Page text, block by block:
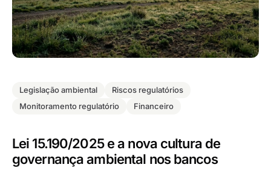
Legislação ambiental
Riscos regulatórios
Monitoramento regulatório
Financeiro
Lei 15.190/2025 e a nova cultura de
governança ambiental nos bancos